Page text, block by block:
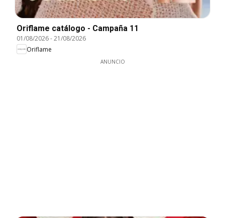
Oriflame catálogo - Campaña 11
01/08/2026-21/08/2026
Oriflame
ANUNCIO